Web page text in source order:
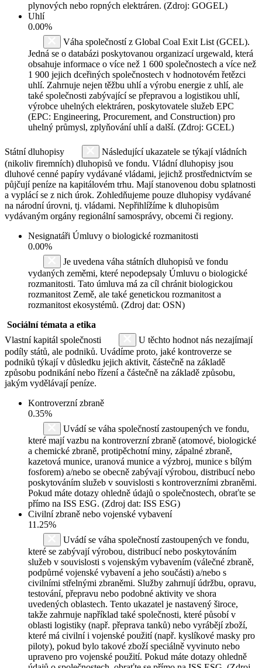
plynových nebo ropných elektráren. (Zdroj: GOGEL)
Uhlí
0.00%
Váha společností z Global Coal Exit List (GCEL).
Jedná se o databázi poskytovanou organizací urgewald, která
obsahuje informace o více než 1 600 společnostech a více než
1 900 jejich dceřiných společnostech v hodnotovém řetězci
uhlí. Zahrnuje nejen těžbu uhlí a výrobu energie z uhlí, ale
také společnosti zabývající se přepravou a logistikou uhlí,
výrobce uhelných elektráren, poskytovatele služeb EPC
(EPC: Engineering, Procurement, and Construction) pro
uhelný průmysl, zplyňování uhlí a další. (Zdroj: GCEL)
Státní dluhopisy
Následující ukazatele se týkají vládních
(nikoliv firemních) dluhopisů ve fondu. Vládní dluhopisy jsou
dluhové cenné papíry vydávané vládami, jejichž prostřednictvím se
půjčují peníze na kapitálovém trhu. Mají stanovenou dobu splatnosti
a vyplácí se z nich úrok. Zohledňujeme pouze dluhopisy vydávané
na národní úrovni, tj. vládami. Nepřihlížíme k dluhopisům
vydávaným orgány regionální samosprávy, obcemi či regiony.
Nesignatáři Úmluvy o biologické rozmanitosti
0.00%
Je uvedena váha státních dluhopisů ve fondu
vydaných zeměmi, které nepodepsaly Úmluvu o biologické
rozmanitosti. Tato úmluva má za cíl chránit biologickou
rozmanitost Země, ale také genetickou rozmanitost a
rozmanitost ekosystémů. (Zdroj dat: OSN)
Sociální témata a etika
Vlastní kapitál společnosti
U těchto hodnot nás nezajímají
podíly států, ale podniků. Uvádíme proto, jaké kontroverze se
podniků týkají v důsledku jejich aktivit, částečně na základě
způsobu podnikání nebo řízení a částečně na základě způsobu,
jakým vydělávají peníze.
Kontroverzní zbraně
0.35%
Uvádí se váha společností zastoupených ve fondu,
které mají vazbu na kontroverzní zbraně (atomové, biologické
a chemické zbraně, protipěchotní miny, zápalné zbraně,
kazetová munice, uranová munice a výzbroj, munice s bílým
fosforem) a/nebo se obecně zabývají výrobou, distribucí nebo
poskytováním služeb v souvislosti s kontroverzními zbraněmi.
Pokud máte dotazy ohledně údajů o společnostech, obraťte se
přímo na ISS ESG. (Zdroj dat: ISS ESG)
Civilní zbraně nebo vojenské vybavení
11.25%
Uvádí se váha společností zastoupených ve fondu,
které se zabývají výrobou, distribucí nebo poskytováním
služeb v souvislosti s vojenským vybavením (válečné zbraně,
podpůrné vojenské vybavení a jeho součásti) a/nebo s
civilními střelnými zbraněmi. Služby zahrnují údržbu, opravu,
testování, přepravu nebo podobné aktivity ve shora
uvedených oblastech. Tento ukazatel je nastavený široce,
takže zahrnuje například také společnosti, které působí v
oblasti logistiky (např. přeprava tanků) nebo vyrábějí zboží,
které má civilní i vojenské použití (např. kyslíkové masky pro
piloty), pokud bylo takové zboží speciálně vyvinuto nebo
upraveno pro vojenské použití. Pokud máte dotazy ohledně